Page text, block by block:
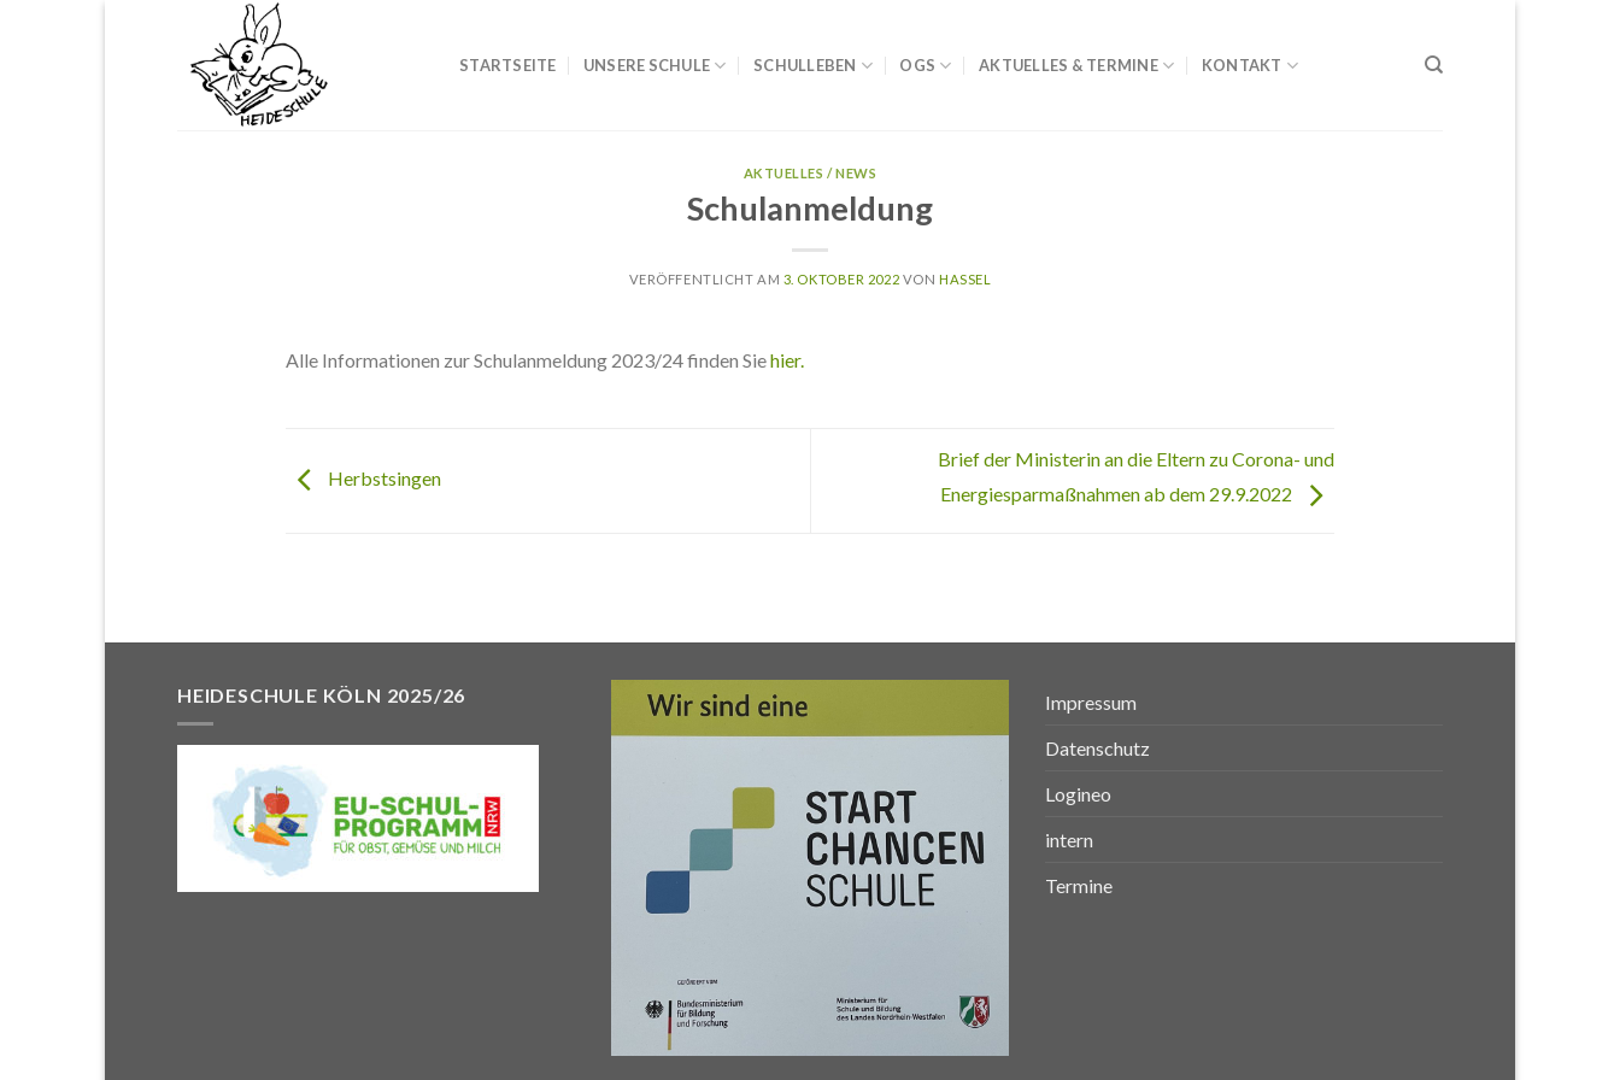
STARTSEITE UNSERE SCHULE SCHULLEBEN OGS AKTUELLES & TERMINE KONTAKT
AKTUELLES / NEWS
Schulanmeldung
VERÖFFENTLICHT AM 3. OKTOBER 2022 VON HASSEL
Alle Informationen zur Schulanmeldung 2023/24 finden Siehier.
Herbstsingen
Brief der Ministerin an die Eltern zu Corona- und
Energiesparmaßnahmen ab dem 29.9.2022
HEIDESCHULE KÖLN 2025/26
Impressum
Datenschutz
Logineo
intern
Termine